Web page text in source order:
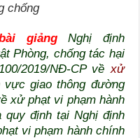
chống
giảngNghị định
Phòng, chống tác hại
2019/NĐ-CP về xử
vực giao thông đường
xử phạt vi phạm hành
định tại Nghị định
vi phạm hành chính